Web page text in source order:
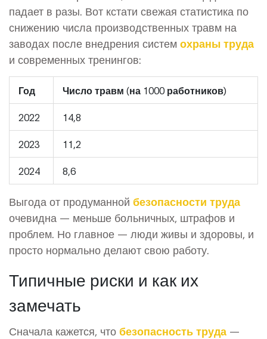
падает в разы. Вот кстати свежая статистика по
снижению числа производственных травм на
заводах после внедрения систем охраны труда
и современных тренингов:
Год Число травм (на 1000 работников)
2022 14,8
2023 11,2
2024 8,6
Выгода от продуманной безопасности труда
очевидна — меньше больничных, штрафов и
проблем. Но главное — люди живы и здоровы, и
просто нормально делают свою работу.
Типичные риски и как их
замечать
Сначала кажется, что безопасность труда —